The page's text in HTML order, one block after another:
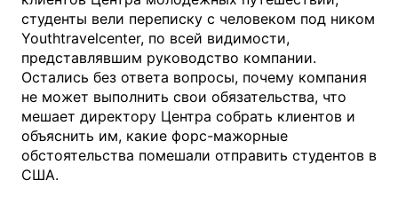
студенты вели переписку с человеком под ником
Youthtravelcenter, по всей видимости,
представлявшим руководство компании.
Остались без ответа вопросы, почему компания
не может выполнить свои обязательства, что
мешает директору Центра собрать клиентов и
объяснить им, какие форс-мажорные
обстоятельства помешали отправить студентов в
США.